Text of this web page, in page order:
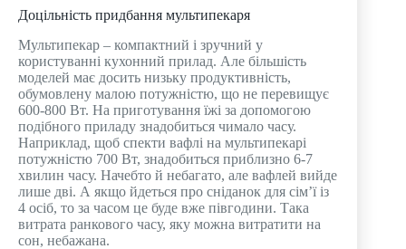
Доцільність придбання мультипекаря
Мультипекар – компактний і зручний у
користуванні кухонний прилад. Але більшість
моделей має досить низьку продуктивність,
обумовлену малою потужністю, що не перевищує
600-800 Вт. На приготування їжі за допомогою
подібного приладу знадобиться чимало часу.
Наприклад, щоб спекти вафлі на мультипекарі
потужністю 700 Вт, знадобиться приблизно 6-7
хвилин часу. Начебто й небагато, але вафлей вийде
лише дві. А якщо йдеться про сніданок для сім’ї із
4 осіб, то за часом це буде вже півгодини. Така
витрата ранкового часу, яку можна витратити на
сон, небажана.